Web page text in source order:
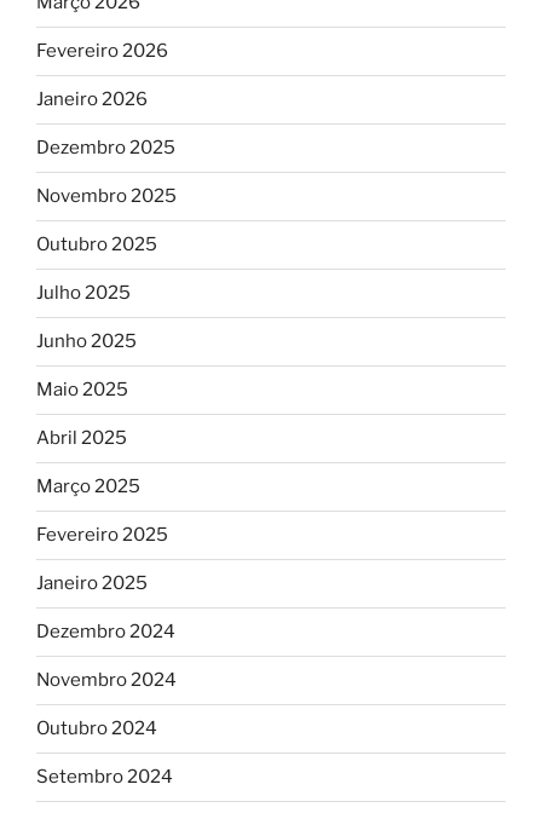
Fevereiro 2026
Janeiro 2026
Dezembro 2025
Novembro 2025
Outubro 2025
Julho 2025
Junho 2025
Maio 2025
Abril 2025
Março 2025
Fevereiro 2025
Janeiro 2025
Dezembro 2024
Novembro 2024
Outubro 2024
Setembro 2024